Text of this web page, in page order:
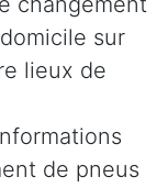
sur
lieux de
de pneus